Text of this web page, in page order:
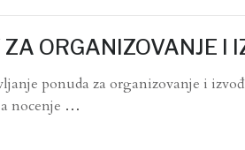
ORGANIZOVANJE I
ponuda za organizovanje i
nocenje …